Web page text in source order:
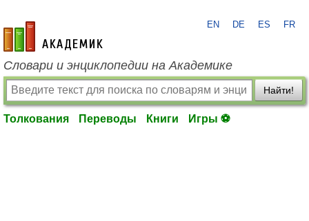
academic.ru
EN DE ES FR
Словари и энциклопедии на Академике
Найти!
Толкования Переводы Книги Игры ⚽